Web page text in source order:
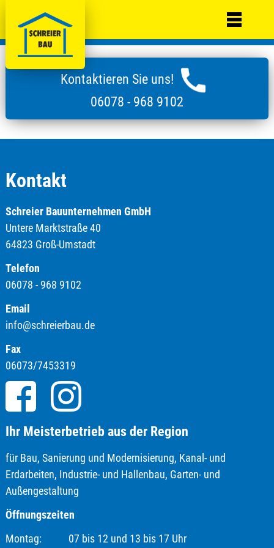
Kontaktieren Sie uns!
06078 - 968 9102
Kontakt
Schreier Bauunternehmen GmbH
Untere Marktstraße 40
64823 Groß-Umstadt
Telefon
06078 - 968 9102
Email
info@schreierbau.de
Fax
06073/7453319
Ihr Meisterbetrieb aus der Region
für Bau, Sanierung und Modernisierung, Kanal- und
Erdarbeiten, Industrie- und Hallenbau, Garten- und
Außengestaltung
Öffnungszeiten
Montag: 07 bis 12 und 13 bis 17 Uhr